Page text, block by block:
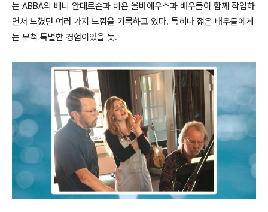
는 ABBA의 베니 안데르손과 비욘 울바에우스과 배우들이 함께 작업하
면서 느꼈던 여러 가지 느낌을 기록하고 있다. 특히나 젊은 배우들에게
는 무척 특별한 경험이었을 듯.